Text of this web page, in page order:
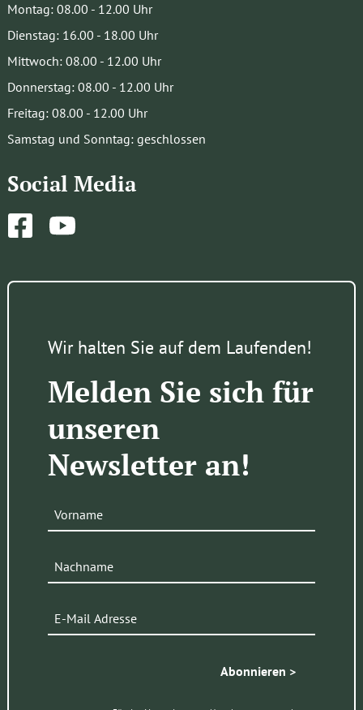
Montag: 08.00 - 12.00 Uhr
Dienstag: 16.00 - 18.00 Uhr
Mittwoch: 08.00 - 12.00 Uhr
Donnerstag: 08.00 - 12.00 Uhr
Freitag: 08.00 - 12.00 Uhr
Samstag und Sonntag: geschlossen
Social Media
Facebook
YouTube
Wir halten Sie auf dem Laufenden!
Melden Sie sich für
unseren
Newsletter an!
Abonnieren >